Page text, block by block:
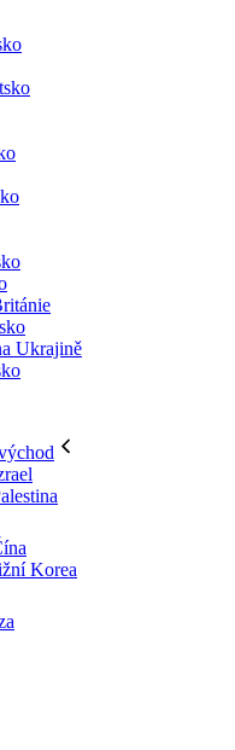
Ukrajině
Korea